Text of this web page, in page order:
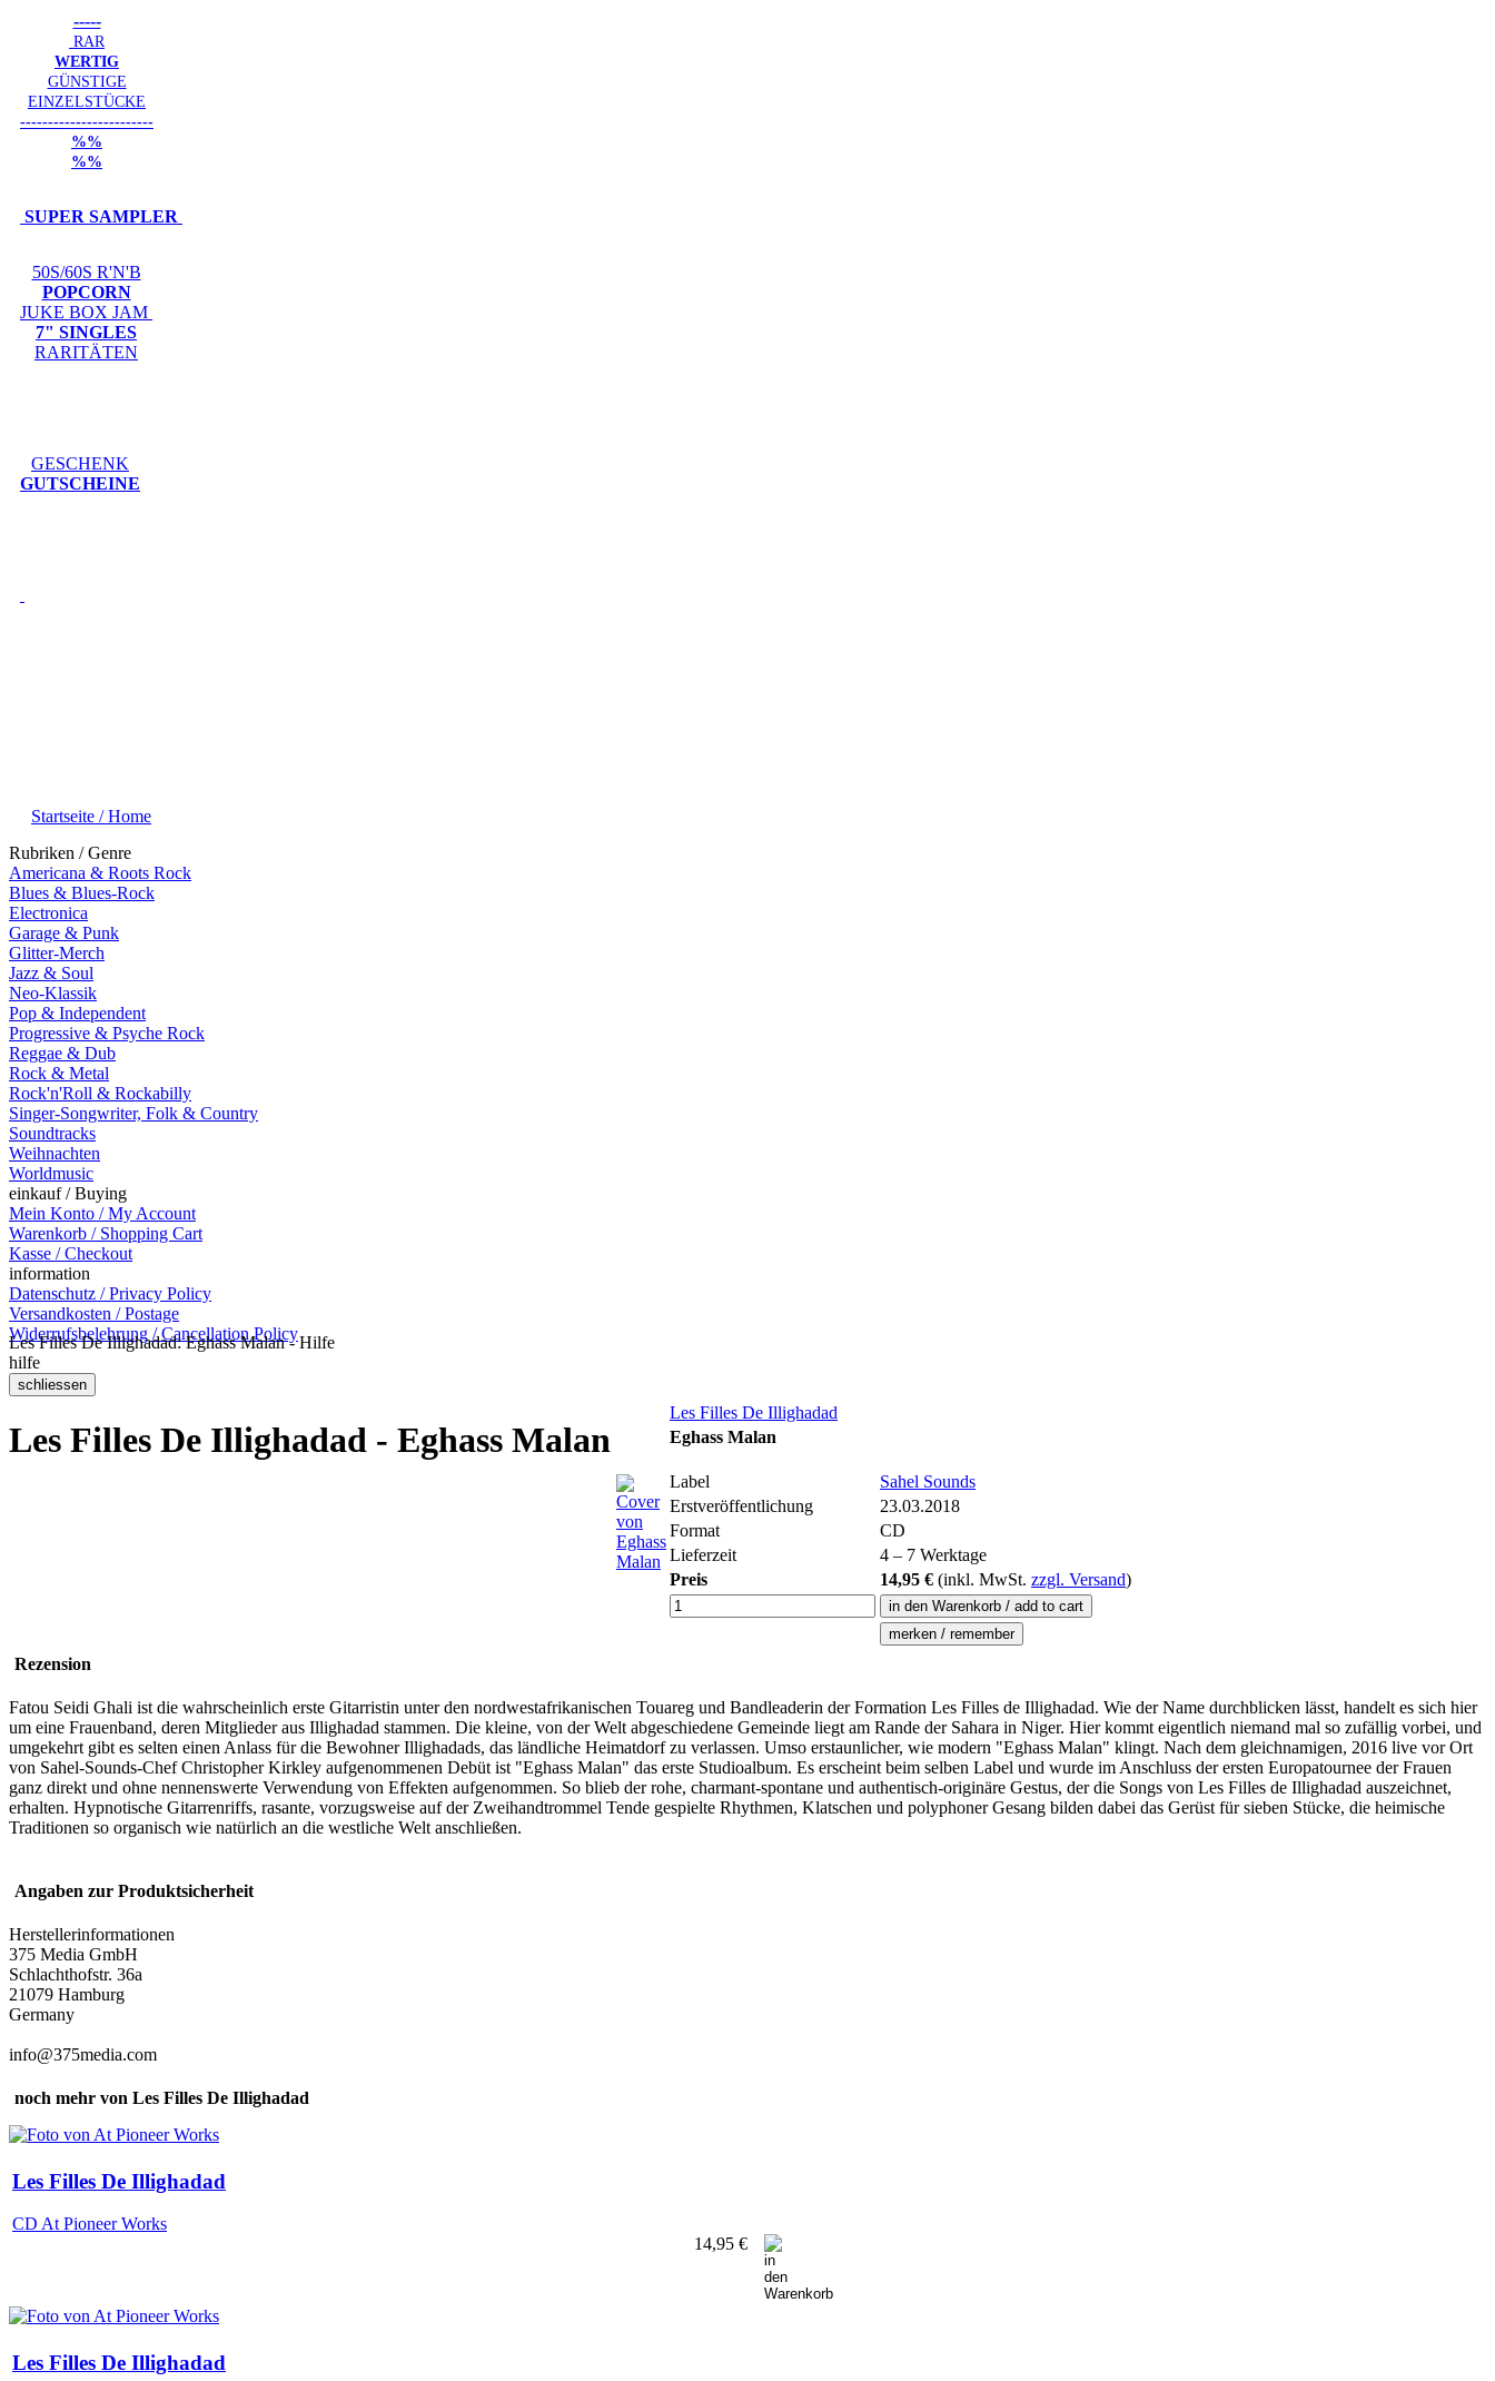
-----
RAR
WERTIG
GÜNSTIGE
EINZELSTÜCKE
------------------------
%%
%%
SUPER SAMPLER
50S/60S R'N'B
POPCORN
JUKE BOX JAM
7" SINGLES
RARITÄTEN
GESCHENK
GUTSCHEINE
Startseite / Home
Rubriken / Genre
Americana & Roots Rock
Blues & Blues-Rock
Electronica
Garage & Punk
Glitter-Merch
Jazz & Soul
Neo-Klassik
Pop & Independent
Progressive & Psyche Rock
Reggae & Dub
Rock & Metal
Rock'n'Roll & Rockabilly
Singer-Songwriter, Folk & Country
Soundtracks
Weihnachten
Worldmusic
einkauf / Buying
Mein Konto / My Account
Warenkorb / Shopping Cart
Kasse / Checkout
information
Datenschutz / Privacy Policy
Versandkosten / Postage
Widerrufsbelehrung / Cancellation Policy
Les Filles De Illighadad: Eghass Malan - Hilfe
hilfe
Les Filles De Illighadad - Eghass Malan
Les Filles De Illighadad
Eghass Malan
Label
Sahel Sounds
Erstveröffentlichung
23.03.2018
Format
CD
Lieferzeit
4 – 7 Werktage
Preis
14,95 € (inkl. MwSt. zzgl. Versand)
Rezension
Fatou Seidi Ghali ist die wahrscheinlich erste Gitarristin unter den nordwestafrikanischen Touareg und Bandleaderin der Formation Les Filles de Illighadad. Wie der Name durchblicken lässt, handelt es sich hier
um eine Frauenband, deren Mitglieder aus Illighadad stammen. Die kleine, von der Welt abgeschiedene Gemeinde liegt am Rande der Sahara in Niger. Hier kommt eigentlich niemand mal so zufällig vorbei, und
umgekehrt gibt es selten einen Anlass für die Bewohner Illighadads, das ländliche Heimatdorf zu verlassen. Umso erstaunlicher, wie modern "Eghass Malan" klingt. Nach dem gleichnamigen, 2016 live vor Ort
von Sahel-Sounds-Chef Christopher Kirkley aufgenommenen Debüt ist "Eghass Malan" das erste Studioalbum. Es erscheint beim selben Label und wurde im Anschluss der ersten Europatournee der Frauen
ganz direkt und ohne nennenswerte Verwendung von Effekten aufgenommen. So blieb der rohe, charmant-spontane und authentisch-originäre Gestus, der die Songs von Les Filles de Illighadad auszeichnet,
erhalten. Hypnotische Gitarrenriffs, rasante, vorzugsweise auf der Zweihandtrommel Tende gespielte Rhythmen, Klatschen und polyphoner Gesang bilden dabei das Gerüst für sieben Stücke, die heimische
Traditionen so organisch wie natürlich an die westliche Welt anschließen.
Angaben zur Produktsicherheit
Herstellerinformationen
375 Media GmbH
Schlachthofstr. 36a
21079 Hamburg
Germany
info@375media.com
noch mehr von Les Filles De Illighadad
Les Filles De Illighadad
CD At Pioneer Works
14,95 €
Les Filles De Illighadad